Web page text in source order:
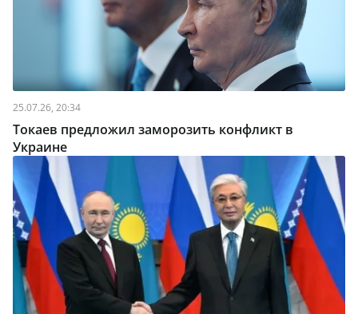
25.07.26, 20:34
Токаев предложил заморозить конфликт в
Украине